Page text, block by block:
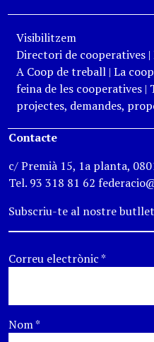
Visibilitzem
Directori de cooperatives|
A Coop de treball| La
feina de les cooperatives|
projectes, demandes,
Contacte
c/ Premià 15, 1a planta,
Tel. 93 318 81 62
Subscriu-te al nostre
Correu electrònic*
Nom*